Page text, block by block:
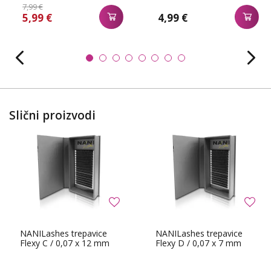
7,99 €
5,99 € 4,99 €
Slični proizvodi
NANILashes trepavice
Flexy C / 0,07 x 12 mm
NANILashes trepavice
Flexy D / 0,07 x 7 mm